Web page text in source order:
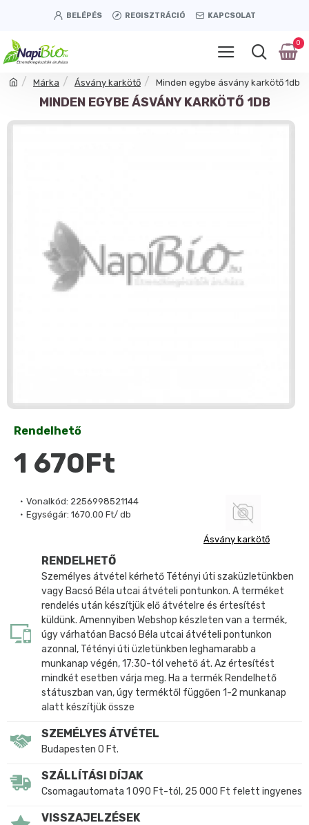
BELÉPÉS REGISZTRÁCIÓ KAPCSOLAT
0
Márka Ásvány karkötő Minden egybe ásvány karkötő 1db
MINDEN EGYBE ÁSVÁNY KARKÖTŐ 1DB
Vonalkód: 2256998521144
Egységár: 1670.00 Ft/ db
Ásvány karkötő
Rendelhető
1 670Ft
RENDELHETŐ
Személyes átvétel kérhető Tétényi úti szaküzletünkben
vagy Bacsó Béla utcai átvételi pontunkon. A terméket
rendelés után készítjük elő átvételre és értesítést
küldünk. Amennyiben Webshop készleten van a termék,
úgy várhatóan Bacsó Béla utcai átvételi pontunkon
azonnal, Tétényi úti üzletünkben leghamarabb a
munkanap végén, 17:30-tól vehető át. Az értesítést
mindkét esetben várja meg. Ha a termék Rendelhető
státuszban van, úgy terméktől függően 1-2 munkanap
alatt készítjük össze
SZEMÉLYES ÁTVÉTEL
Budapesten 0 Ft.
SZÁLLÍTÁSI DÍJAK
Csomagautomata 1 090 Ft-tól, 25 000 Ft felett ingyenes
VISSZAJELZÉSEK